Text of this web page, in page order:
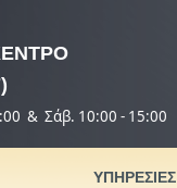
& Σάβ. 10:00 - 15:00
ΥΠΗΡΕΣΙΕΣ